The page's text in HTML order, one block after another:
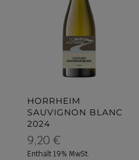
HORRHEIM
SAUVIGNON BLANC
2024
9,20 €
Enthält 19% MwSt.